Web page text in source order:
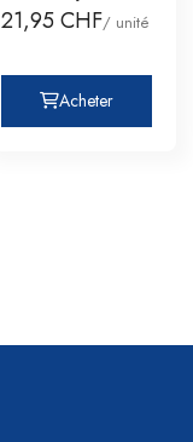
21,95 CHF/ unité
Acheter